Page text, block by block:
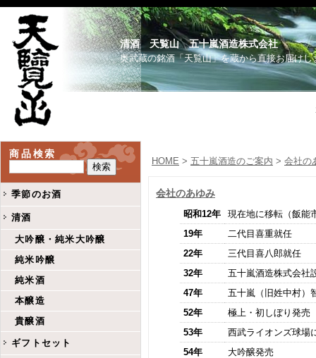
清酒 天覧山 五十嵐酒造株式会社
奥武蔵の銘酒「天覧山」を蔵から直接お届けし
商品検索
季節のお酒
清酒
大吟醸・純米大吟醸
純米吟醸
純米酒
本醸造
貴醸酒
ギフトセット
HOME > 五十嵐酒造のご案内 > 会社の
会社のあゆみ
昭和12年
現在地に移転（飯能
19年
二代目喜重就任
22年
三代目喜八郎就任
32年
五十嵐酒造株式会社
47年
五十嵐（旧姓中村）
52年
極上・初しぼり発売
53年
西武ライオンズ球場
54年
大吟醸発売